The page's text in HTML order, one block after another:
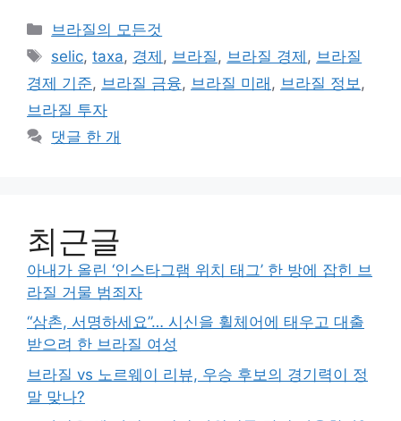
카
리
브라질의 모든것
태
그
selic,taxa, 경제 , 브라질 , 브라질 경제 , 브라질
경제 기준, 브라질 금융, 브라질 미래 , 브라질 정보 ,
브라질 투자
댓글 한 개
최근글
아내가 올린 ‘인스타그램 위치 태그’ 한 방에 잡힌 브
라질 거물 범죄자
“삼촌, 서명하세요”… 시신을 휠체어에 태우고 대출
받으려 한 브라질 여성
브라질 vs 노르웨이 리뷰, 우승 후보의 경기력이 정
말 맞나?